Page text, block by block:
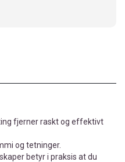
fjerner raskt og effektivt
og tetninger.
betyr i praksis at du